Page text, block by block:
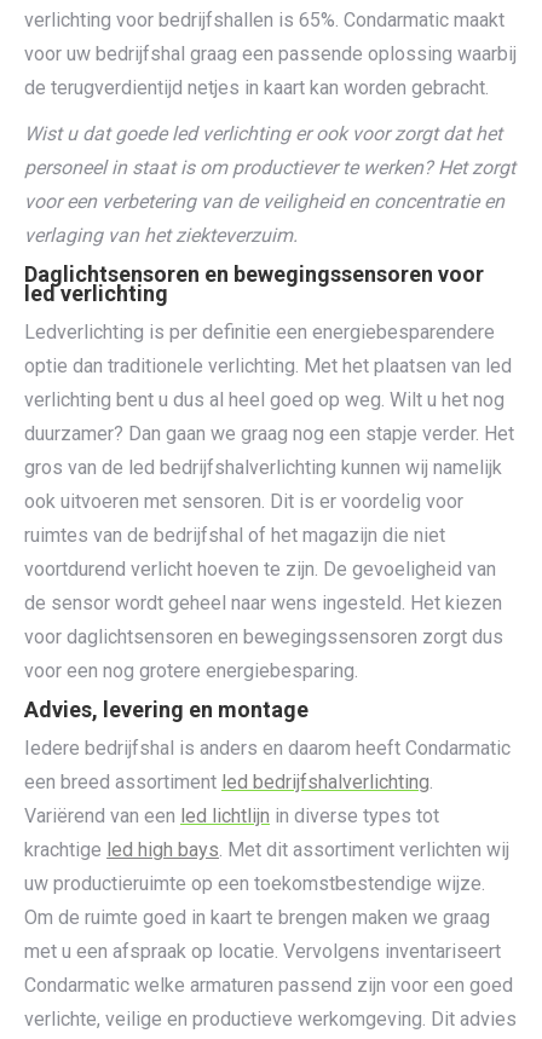
verlichting voor bedrijfshallen is 65%. Condarmatic maakt
voor uw bedrijfshal graag een passende oplossing waarbij
de terugverdientijd netjes in kaart kan worden gebracht.
Wist u dat goede led verlichting er ook voor zorgt dat het
personeel in staat is om productiever te werken? Het zorgt
voor een verbetering van de veiligheid en concentratie en
verlaging van het ziekteverzuim.
Daglichtsensoren en bewegingssensoren voor
led verlichting
Ledverlichting is per definitie een energiebesparendere
optie dan traditionele verlichting. Met het plaatsen van led
verlichting bent u dus al heel goed op weg. Wilt u het nog
duurzamer? Dan gaan we graag nog een stapje verder. Het
gros van de led bedrijfshalverlichting kunnen wij namelijk
ook uitvoeren met sensoren. Dit is er voordelig voor
ruimtes van de bedrijfshal of het magazijn die niet
voortdurend verlicht hoeven te zijn. De gevoeligheid van
de sensor wordt geheel naar wens ingesteld. Het kiezen
voor daglichtsensoren en bewegingssensoren zorgt dus
voor een nog grotere energiebesparing.
Advies, levering en montage
Iedere bedrijfshal is anders en daarom heeft Condarmatic
een breed assortiment led bedrijfshalverlichting.
Variërend van een led lichtlijn in diverse types tot
krachtige led high bays. Met dit assortiment verlichten wij
uw productieruimte op een toekomstbestendige wijze.
Om de ruimte goed in kaart te brengen maken we graag
met u een afspraak op locatie. Vervolgens inventariseert
Condarmatic welke armaturen passend zijn voor een goed
verlichte, veilige en productieve werkomgeving. Dit advies